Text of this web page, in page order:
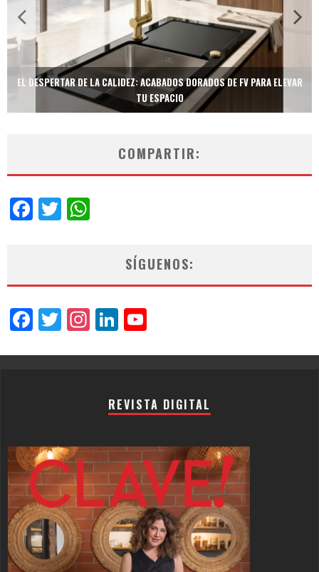
TECNOLOGÍA Y BIENESTAR DE VANGUARDIA: EL INODORO INTELIGENTE
NEOTECH DE FV.
COMPARTIR:
Facebook
Twitter
SÍGUENOS:
Facebook
Twitter
Instagram
LinkedIn
REVISTA DIGITAL